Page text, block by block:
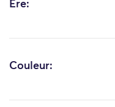
Ère:
Couleur: